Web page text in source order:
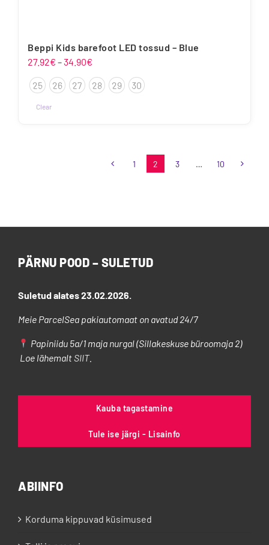
Beppi Kids barefoot LED tossud – Blue
27.92€ –34.90€
27.92€
kuni
25 26 27 28 29 30
Clear
1 2 3 … 10
PÄRNU POOD – SULETUD
Suletud alates 23.02.2026.
Meie ParcelSea pakiautomaat on avatud 24/7
Papiniidu 5a/1 maja nurgal (Sillakeskuse büroomaja 2)
Loe lähemaltSIIT.
Kauba tagastamine
Tule ise järgi - Lisainfo
ABIINFO
Korduma kippuvad küsimused